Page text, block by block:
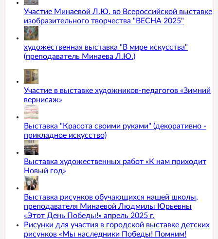
Участие Минаевой Л.Ю. во Всероссийской выставке
изобразительного творчества "ВЕСНА 2025"
художественная выставка "В мире искусства"
(преподаватель Минаева Л.Ю.)
Участие в выставке художников-педагогов «Зимний
вернисаж»
Выставка "Красота своими руками" (декоративно -
прикладное искусство)
Выставка художественных работ «К нам приходит
Новый год»
Выставка рисунков обучающихся нашей школы,
преподавателя Минаевой Людмилы Юрьевны
«Этот День Победы!» апрель 2025 г.
Рисунки для участия в городской выставке детских
рисунков «Мы наследники Победы! Помним!